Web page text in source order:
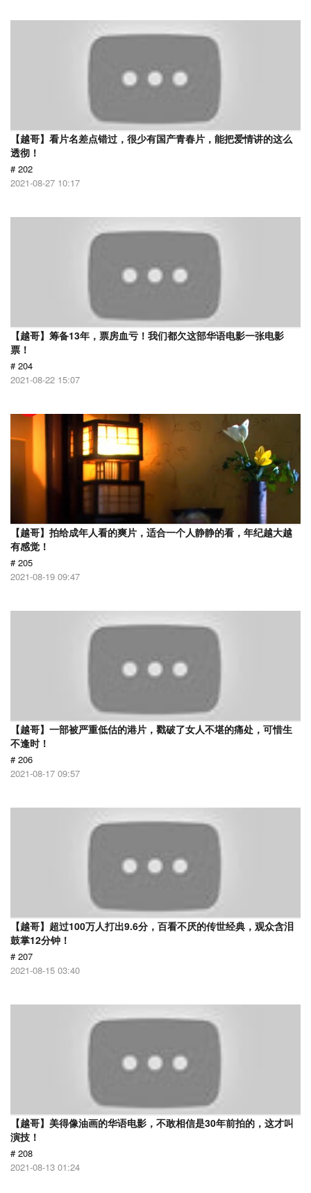
【越哥】看片名差点错过，很少有国产青春片，能把爱情讲的这么
透彻！
# 202
2021-08-27 10:17
【越哥】筹备13年，票房血亏！我们都欠这部华语电影一张电影
票！
# 204
2021-08-22 15:07
【越哥】拍给成年人看的爽片，适合一个人静静的看，年纪越大越
有感觉！
# 205
2021-08-19 09:47
【越哥】一部被严重低估的港片，戳破了女人不堪的痛处，可惜生
不逢时！
# 206
2021-08-17 09:57
【越哥】超过100万人打出9.6分，百看不厌的传世经典，观众含泪
鼓掌12分钟！
# 207
2021-08-15 03:40
【越哥】美得像油画的华语电影，不敢相信是30年前拍的，这才叫
演技！
# 208
2021-08-13 01:24